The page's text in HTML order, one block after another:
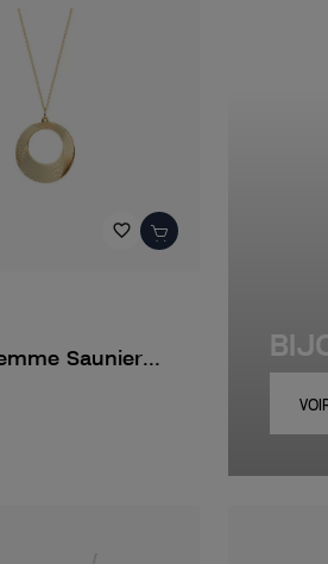
favorite_border
Saunier...